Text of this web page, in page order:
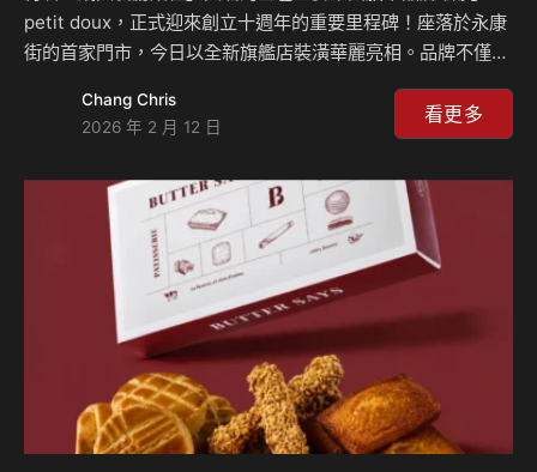
petit doux，正式迎來創立十週年的重要里程碑！座落於永康
街的首家門市，今日以全新旗艦店裝潢華麗亮相。品牌不僅交
台北 101 的傲人成績單，更宣布品牌全面轉型，從早期的華麗
少女感，進化為追求身心平衡的「質感健康生活風格」。 從
微兜永康旗艦店這次的改裝，象徵著與顧客一同「成長」。過
去以粉嫩色彩與華麗裝飾吸引打卡的視覺風格，如今轉化為以
純淨灰白色調與溫潤原木質感為主軸的簡約美學。 全新空間
營造出明亮、暖心的氛圍，開放式通透格…
Chang Chris
2026 年 2 月 12 日
看更多